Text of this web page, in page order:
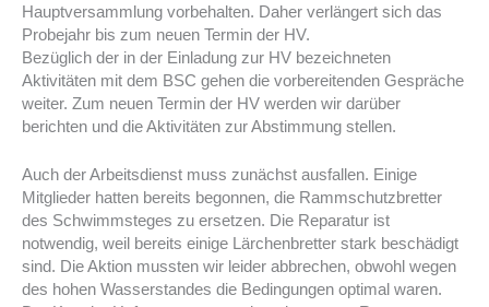
Hauptversammlung vorbehalten. Daher verlängert sich das
Probejahr bis zum neuen Termin der HV.
Bezüglich der in der Einladung zur HV bezeichneten
Aktivitäten mit dem BSC gehen die vorbereitenden Gespräche
weiter. Zum neuen Termin der HV werden wir darüber
berichten und die Aktivitäten zur Abstimmung stellen.
Auch der Arbeitsdienst muss zunächst ausfallen. Einige
Mitglieder hatten bereits begonnen, die Rammschutzbretter
des Schwimmsteges zu ersetzen. Die Reparatur ist
notwendig, weil bereits einige Lärchenbretter stark beschädigt
sind. Die Aktion mussten wir leider abbrechen, obwohl wegen
des hohen Wasserstandes die Bedingungen optimal waren.